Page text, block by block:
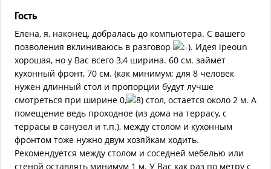
Гость
Елена, я, наконец, добралась до компьютера. С вашего
позволения вклиниваюсь в разговор
. Идея ipeoun
хорошая, но у Вас всего 3,4 ширина. 60 см. займет
кухонный фронт, 70 см. (как минимум; для 8 человек
нужен длинный стол и пропорции будут лучше
смотреться при ширине 0,
стол, остается около 2 м. А
помещение ведь проходное (из дома на террасу, с
террасы в санузел и т.п.), между столом и кухонным
фронтом тоже нужно двум хозяйкам ходить.
Рекомендуется между столом и соседней мебелью или
стеной оставлять минимум 1 м. У Вас как раз по метру с